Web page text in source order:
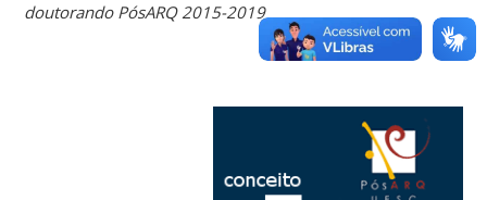
doutorando PósARQ 2015-2019